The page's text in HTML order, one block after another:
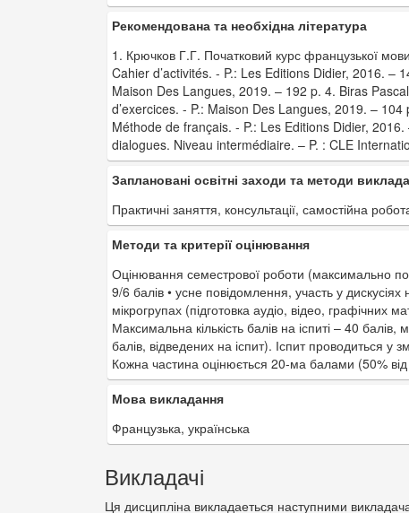
Рекомендована та необхідна література
1. Крючков Г.Г. Початковий курс французької
Cahier d’activités. - P.: Les Editions Didier, 2016. –
Maison Des Langues, 2019. – 192 p. 4. Biras
d’exercices. - P.: Maison Des Langues, 2019. –
Méthode de français. - P.: Les Editions Didier,
dialogues. Niveau intermédiaire. – P. : CLE
Заплановані освітні заходи та методи
Практичні заняття, консультації, самостійна
Методи та критерії оцінювання
Оцінювання семестрової роботи (максимально
9/6 балів • усне повідомлення, участь у
мікрогрупах (підготовка аудіо, відео, графічних
Максимальна кількість балів на іспиті – 40
балів, відведених на іспит). Іспит проводиться у
Кожна частина оцінюється 20-ма балами (50% від
Мова викладання
Французька, українська
Викладачі
Ця дисципліна викладаеться наступними